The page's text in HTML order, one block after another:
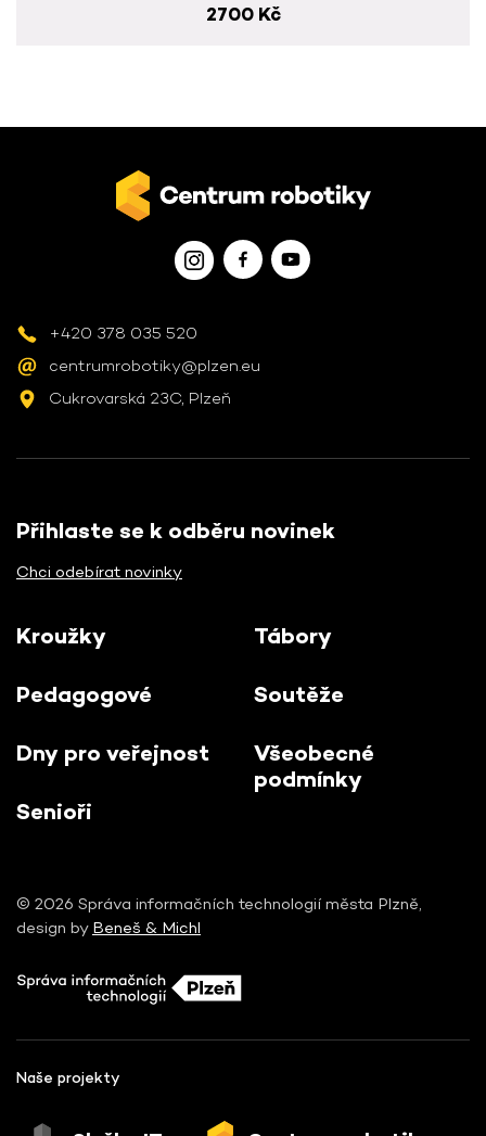
2700 Kč
+420 378 035 520
centrumrobotiky@plzen.eu
Cukrovarská 23C, Plzeň
Přihlaste se k odběru novinek
Chci odebírat novinky
Kroužky
Pedagogové
Dny pro veřejnost
Senioři
Tábory
Soutěže
Všeobecné
podmínky
© 2026 Správa informačních technologií města Plzně,
design by Beneš & Michl
Naše projekty